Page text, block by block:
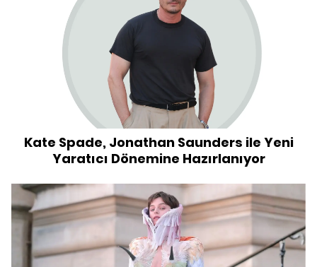
Kate Spade, Jonathan Saunders ile Yeni
Yaratıcı Dönemine Hazırlanıyor